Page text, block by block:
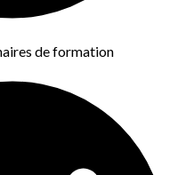
de formation